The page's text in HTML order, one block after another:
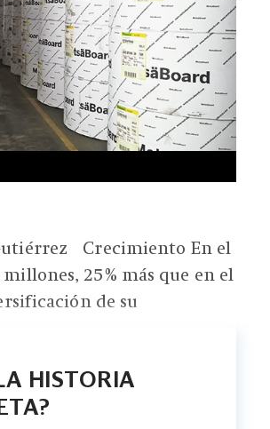
Crecimiento En el
25% más que en el
de su
HISTORIA